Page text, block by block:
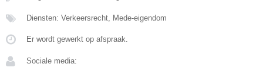
Diensten: Verkeersrecht, Mede-eigendom
Er wordt gewerkt op afspraak.
Sociale media: